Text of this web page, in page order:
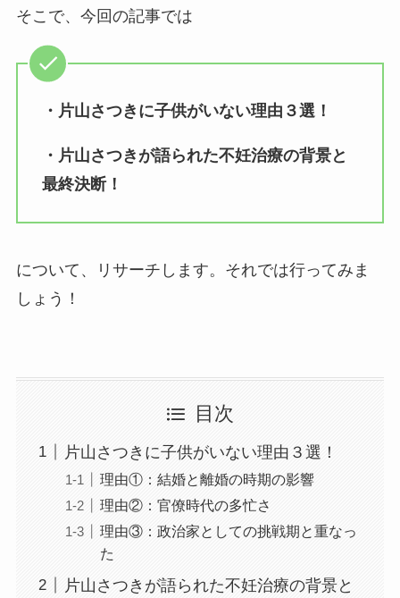
そこで、今回の記事では
・片山さつきに子供がいない理由３選！
・片山さつきが語られた不妊治療の背景と
最終決断！
について、リサーチします。それでは行ってみま
しょう！
目次
片山さつきに子供がいない理由３選！
理由①：結婚と離婚の時期の影響
理由②：官僚時代の多忙さ
理由③：政治家としての挑戦期と重なっ
た
片山さつきが語られた不妊治療の背景と